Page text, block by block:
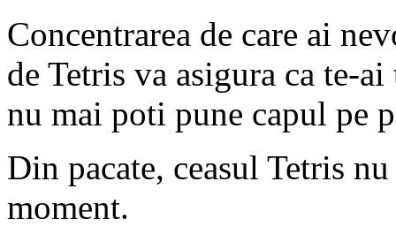
Concentrarea de care ai
de Tetris va asigura ca te-
nu mai poti pune capul pe
Din pacate, ceasul Tetris
moment.